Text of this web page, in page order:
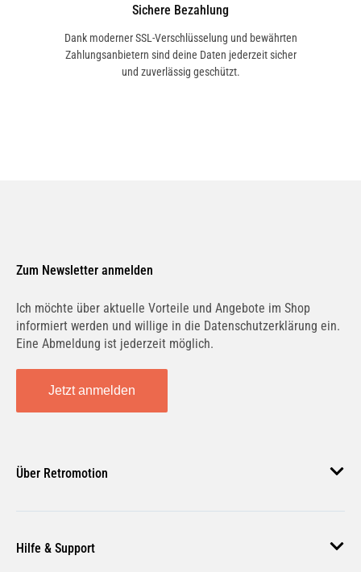
Sichere Bezahlung
Dank moderner SSL-Verschlüsselung und bewährten
Zahlungsanbietern sind deine Daten jederzeit sicher
und zuverlässig geschützt.
Zum Newsletter anmelden
Ich möchte über aktuelle Vorteile und Angebote im Shop
informiert werden und willige in die Datenschutzerklärung ein.
Eine Abmeldung ist jederzeit möglich.
Jetzt anmelden
Über Retromotion
Unsere Jobs
Hilfe & Support